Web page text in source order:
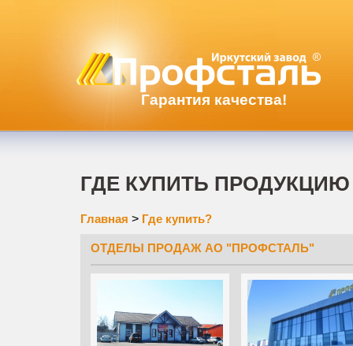
Гарантия качества!
ГДЕ КУПИТЬ
Главная > Где купить?
ОТДЕЛЫ ПРОДАЖ АО "ПРОФСТАЛЬ"